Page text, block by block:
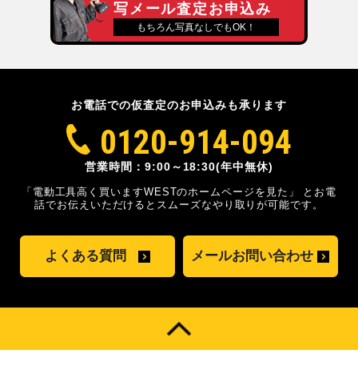
写メール査定お申込み
もちろん写真なしでもOK！
お電話での仮査定のお申込みも承ります
0120-914-094
営業時間：9:00～18:30(年中無休)
「電動工具高く買いますWESTのホームページを見た」
とお電
話でお伝えいただけるとスムーズなやり取りが可能です。
よくある質問 メールお問い合わせ